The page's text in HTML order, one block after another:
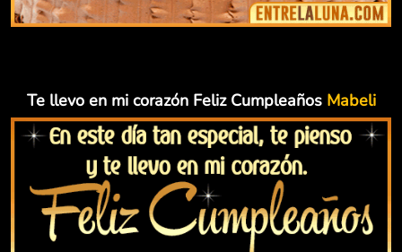
Te llevo en mi corazón Feliz Cumpleaños Mabeli